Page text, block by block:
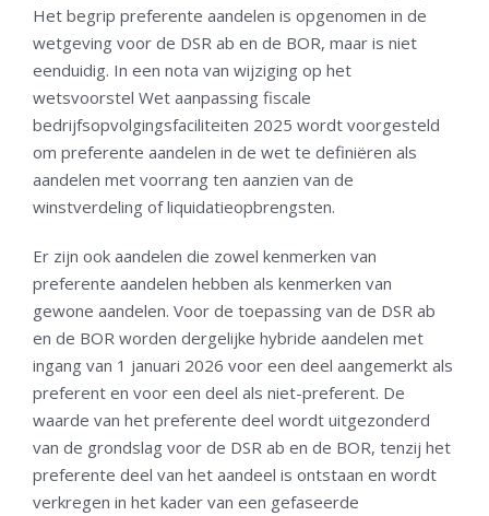
Het begrip preferente aandelen is opgenomen in de
wetgeving voor de DSR ab en de BOR, maar is niet
eenduidig. In een nota van wijziging op het
wetsvoorstel Wet aanpassing fiscale
bedrijfsopvolgingsfaciliteiten 2025 wordt voorgesteld
om preferente aandelen in de wet te definiëren als
aandelen met voorrang ten aanzien van de
winstverdeling of liquidatieopbrengsten.
Er zijn ook aandelen die zowel kenmerken van
preferente aandelen hebben als kenmerken van
gewone aandelen. Voor de toepassing van de DSR ab
en de BOR worden dergelijke hybride aandelen met
ingang van 1 januari 2026 voor een deel aangemerkt als
preferent en voor een deel als niet-preferent. De
waarde van het preferente deel wordt uitgezonderd
van de grondslag voor de DSR ab en de BOR, tenzij het
preferente deel van het aandeel is ontstaan en wordt
verkregen in het kader van een gefaseerde